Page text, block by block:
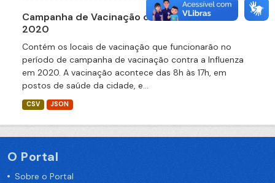
Campanha de Vacinação contra a Influenza
2020
Contém os locais de vacinação que funcionarão no
período de campanha de vacinação contra a Influenza
em 2020. A vacinação acontece das 8h às 17h, em
postos de saúde da cidade, e...
CSV JSON
O Portal
Sobre o Portal